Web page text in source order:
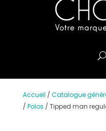
Accueil / Catalogue
/ Polos / Tipped man